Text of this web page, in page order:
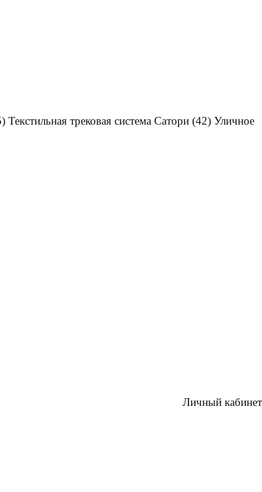
Текстильная трековая система Сатори (42) Уличное
Личный кабинет